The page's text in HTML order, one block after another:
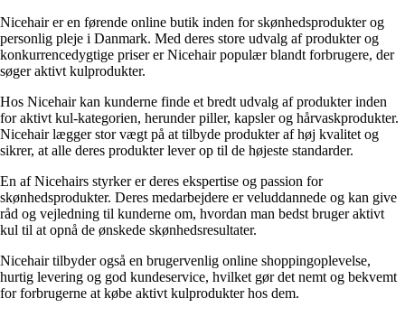
Nicehair er en førende online butik inden for skønhedsprodukter og
personlig pleje i Danmark. Med deres store udvalg af produkter og
konkurrencedygtige priser er Nicehair populær blandt forbrugere, der
søger aktivt kulprodukter.
Hos Nicehair kan kunderne finde et bredt udvalg af produkter inden
for aktivt kul-kategorien, herunder piller, kapsler og hårvaskprodukter.
Nicehair lægger stor vægt på at tilbyde produkter af høj kvalitet og
sikrer, at alle deres produkter lever op til de højeste standarder.
En af Nicehairs styrker er deres ekspertise og passion for
skønhedsprodukter. Deres medarbejdere er veluddannede og kan give
råd og vejledning til kunderne om, hvordan man bedst bruger aktivt
kul til at opnå de ønskede skønhedsresultater.
Nicehair tilbyder også en brugervenlig online shoppingoplevelse,
hurtig levering og god kundeservice, hvilket gør det nemt og bekvemt
for forbrugerne at købe aktivt kulprodukter hos dem.